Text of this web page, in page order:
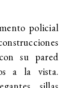
policial
su pared
a la vista.